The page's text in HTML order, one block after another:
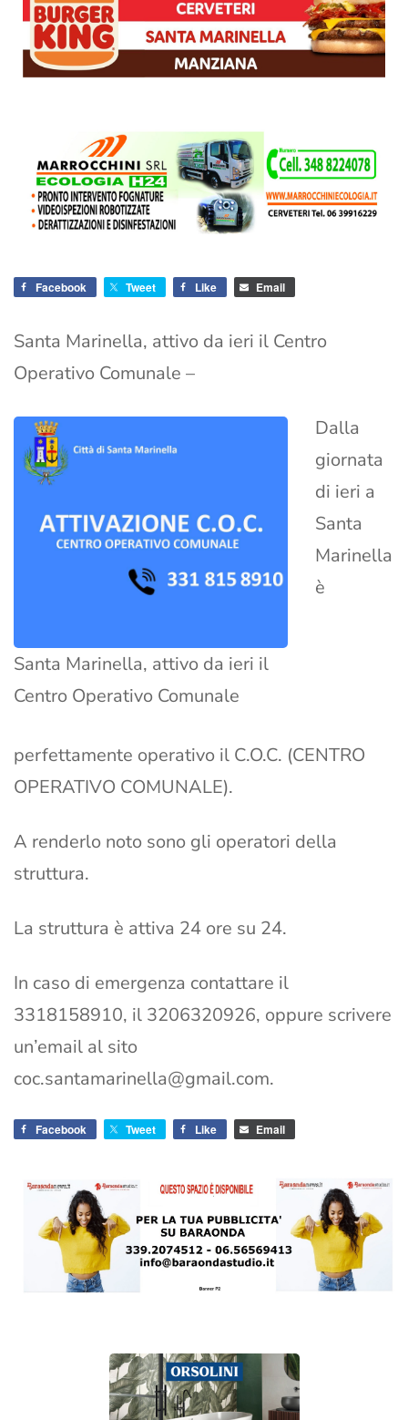
Facebook Tweet Like Email
Santa Marinella, attivo da ieri il Centro
Operativo Comunale –
Santa Marinella, attivo da ieri il
Centro Operativo Comunale
Dalla
giornata
di ieri a
Santa
Marinella
è
perfettamente operativo il C.O.C. (CENTRO
OPERATIVO COMUNALE).
A renderlo noto sono gli operatori della
struttura.
La struttura è attiva 24 ore su 24.
In caso di emergenza contattare il
3318158910, il 3206320926, oppure scrivere
un’email al sito
coc.santamarinella@gmail.com.
Facebook Tweet Like Email